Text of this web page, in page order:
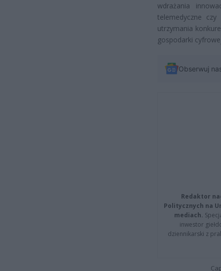
wdrażania
telemedyczne
utrzymania
gospodarki
Obserwuj
Redaktor
Politycznych na
mediach.
inwestor
dziennikarski z